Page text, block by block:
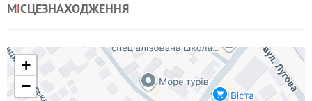
МІСЦЕЗНАХОДЖЕННЯ
+
−